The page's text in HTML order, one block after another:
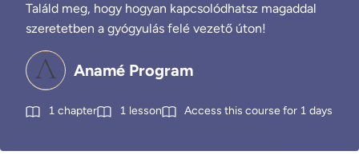
Találd meg, hogy hogyan kapcsolódhatsz magaddal
szeretetben a gyógyulás felé vezető úton!
Anamé Program
1 chapter 1 lesson Access this course for 1 days